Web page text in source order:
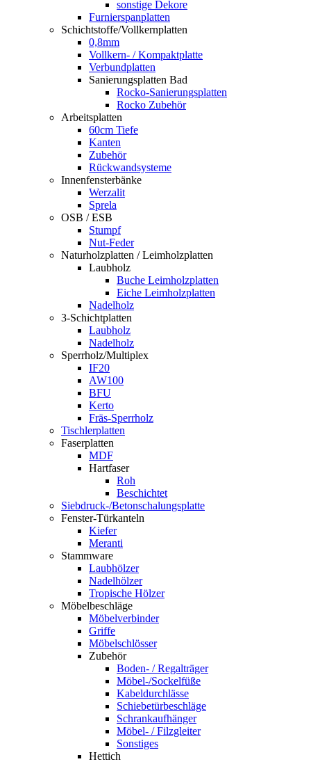
sonstige Dekore
Furnierspanplatten
Schichtstoffe/Vollkernplatten
0,8mm
Vollkern- / Kompaktplatte
Verbundplatten
Sanierungsplatten Bad
Rocko-Sanierungsplatten
Rocko Zubehör
Arbeitsplatten
60cm Tiefe
Kanten
Zubehör
Rückwandsysteme
Innenfensterbänke
Werzalit
Sprela
OSB / ESB
Stumpf
Nut-Feder
Naturholzplatten / Leimholzplatten
Laubholz
Buche Leimholzplatten
Eiche Leimholzplatten
Nadelholz
3-Schichtplatten
Laubholz
Nadelholz
Sperrholz/Multiplex
IF20
AW100
BFU
Kerto
Fräs-Sperrholz
Tischlerplatten
Faserplatten
MDF
Hartfaser
Roh
Beschichtet
Siebdruck-/Betonschalungsplatte
Fenster-Türkanteln
Kiefer
Meranti
Stammware
Laubhölzer
Nadelhölzer
Tropische Hölzer
Möbelbeschläge
Möbelverbinder
Griffe
Möbelschlösser
Zubehör
Boden- / Regalträger
Möbel-/Sockelfüße
Kabeldurchlässe
Schiebetürbeschläge
Schrankaufhänger
Möbel- / Filzgleiter
Sonstiges
Hettich